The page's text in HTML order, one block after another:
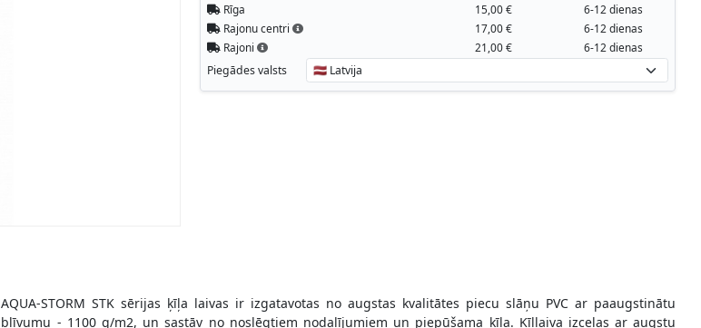
Rīga
15,00 €
6-12 dienas
Rajonu centri
17,00 €
6-12 dienas
Rajoni
21,00 € 6-12 dienas
Piegādes valsts
AQUA-STORM STK sērijas ķīļa laivas ir izgatavotas no augstas kvalitātes piecu slāņu PVC ar paaugstinātu
blīvumu - 1100 g/m2, un sastāv no noslēgtiem nodalījumiem un piepūšama ķīļa. Ķīļlaiva izceļas ar augstu